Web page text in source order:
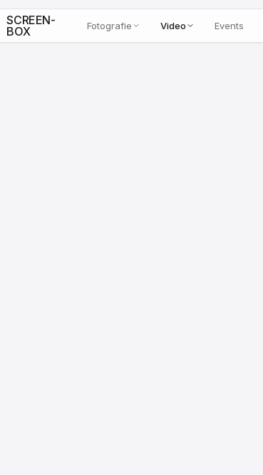
SCREEN-
BOX
Fotografie Video Events